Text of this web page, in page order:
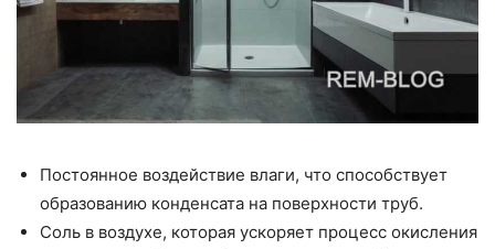
Постоянное воздействие влаги, что способствует
образованию конденсата на поверхности труб.
Соль в воздухе, которая ускоряет процесс окисления